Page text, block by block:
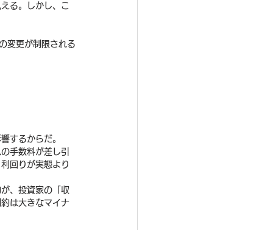
る。しかし、こ
変更が制限される
するからだ。
手数料が差し引
回りが実態より
、投資家の「収
は大きなマイナ